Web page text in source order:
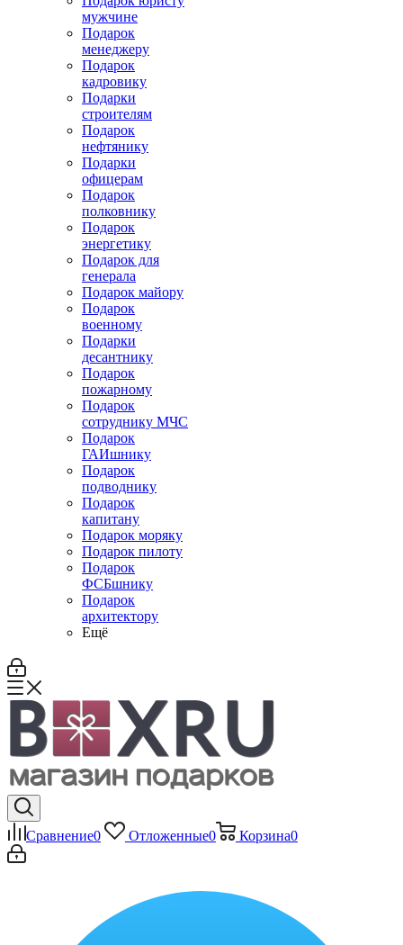
мужчине
Подарок
менеджеру
Подарок
кадровику
Подарки
строителям
Подарок
нефтянику
Подарки
офицерам
Подарок
полковнику
Подарок
энергетику
Подарок для
генерала
Подарок майору
Подарок
военному
Подарки
десантнику
Подарок
пожарному
Подарок
сотруднику МЧС
Подарок
ГАИшнику
Подарок
подводнику
Подарок
капитану
Подарок моряку
Подарок пилоту
Подарок
ФСБшнику
Подарок
архитектору
Ещё
Сравнение0 Отложенные0 Корзина0